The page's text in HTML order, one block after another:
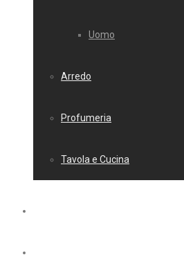
Uomo
Arredo
Profumeria
Tavola e Cucina